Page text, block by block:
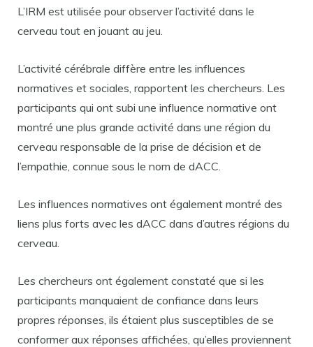
L’IRM est utilisée pour observer l’activité dans le
cerveau tout en jouant au jeu.
L’activité cérébrale diffère entre les influences
normatives et sociales, rapportent les chercheurs. Les
participants qui ont subi une influence normative ont
montré une plus grande activité dans une région du
cerveau responsable de la prise de décision et de
l’empathie, connue sous le nom de dACC.
Les influences normatives ont également montré des
liens plus forts avec les dACC dans d’autres régions du
cerveau.
Les chercheurs ont également constaté que si les
participants manquaient de confiance dans leurs
propres réponses, ils étaient plus susceptibles de se
conformer aux réponses affichées, qu’elles proviennent